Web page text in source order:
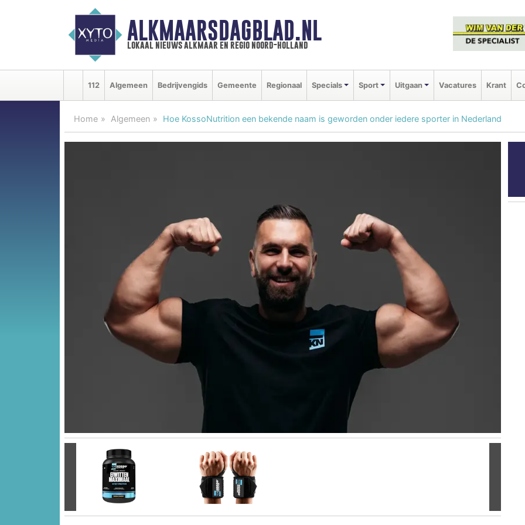
ALKMAARSDAGBLAD.NL
lokaal nieuws alkmaar en regio noord-holland
112 Algemeen Bedrijvengids Gemeente Regionaal Specials Sport Uitgaan Vacatures Krant
Home Algemeen Hoe KossoNutrition een bekende naam is geworden onder iedere sporter in Nederland